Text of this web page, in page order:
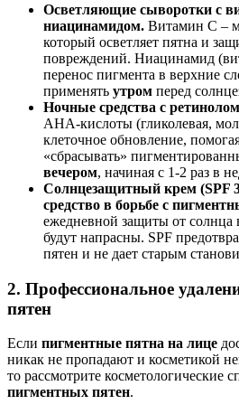
Осветляющие сыворотки с
ниацинамидом. Витамин С –
который осветляет пятна и
повреждений. Ниацинамид
перенос пигмента в верхние
применять утром перед
Ночные средства с
AHA-кислоты (гликолевая,
клеточное обновление,
«сбрасывать»
вечером, начиная с 1-2 раз в
Солнцезащитный крем (SPF
средство в борьбе с
ежедневной защиты от солнца
будут напрасны. SPF
пятен и не дает старым
2. Профессиональное
пятен
Если пигментные пятна на лице
никак не пропадают и косметикой
то рассмотрите косметологические
пигментных пятен.